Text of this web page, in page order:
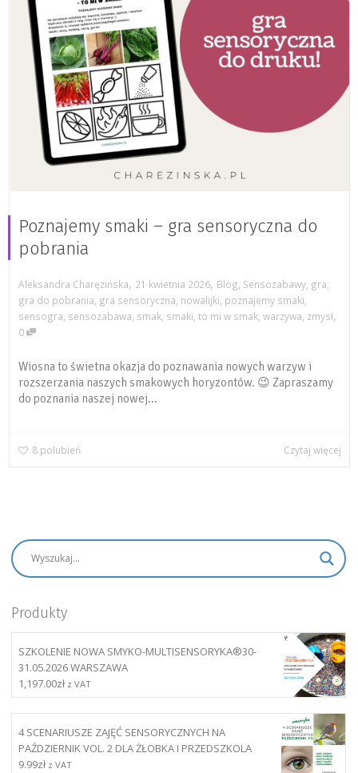
Poznajemy smaki – gra sensoryczna do
pobrania
Aleksandra Charęzińska, 21 kwietnia 2026, Blog Sensozabawy gra
gra do pobrania gra sensoryczna nowalijki poznajemy smaki
sensogra sensozabawa smak smaki to mi w smak warzywa zmysł,
0
Wiosna to świetna okazja do poznawania nowych warzyw i
rozszerzania naszych smakowych horyzontów. 😉 Zapraszamy
do poznania naszej nowej...
8 polubień Czytaj więcej
Produkty
SZKOLENIE NOWA SMYKO-MULTISENSORYKA®30-
31.05.2026 WARSZAWA
1,197.00zł z VAT
4 SCENARIUSZE ZAJĘĆ SENSORYCZNYCH NA
PAŹDZIERNIK VOL. 2 DLA ŻŁOBKA I PRZEDSZKOLA
9.99zł z VAT